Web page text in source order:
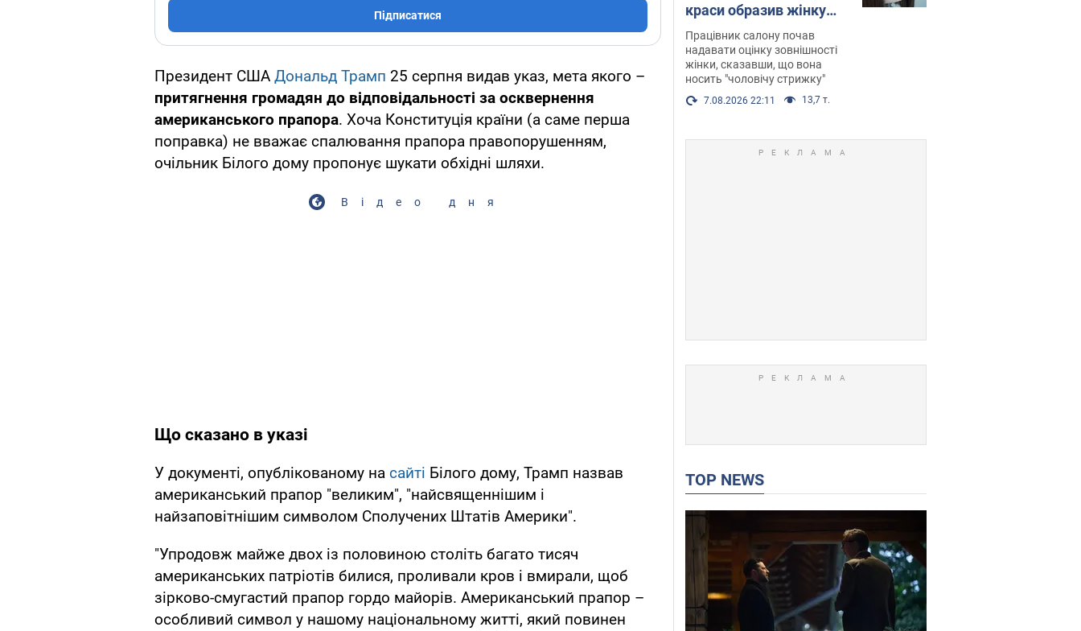
Підписатися
Президент США Дональд Трамп 25 серпня видав указ, мета якого –
притягнення громадян до відповідальності за осквернення
американського прапора. Хоча Конституція країни (а саме перша
поправка) не вважає спалювання прапора правопорушенням,
очільник Білого дому пропонує шукати обхідні шляхи.
Відео дня
Що сказано в указі
У документі, опублікованому на сайті Білого дому, Трамп назвав
американський прапор "великим", "найсвященнішим і
найзаповітнішим символом Сполучених Штатів Америки".
"Упродовж майже двох із половиною століть багато тисяч
американських патріотів билися, проливали кров і вмирали, щоб
зірково-смугастий прапор гордо майорів. Американський прапор –
особливий символ у нашому національному житті, який повинен
краси образив жінку
після хімієтерапії,
розгорівся скандал.
Фото
Працівник салону почав
надавати оцінку зовнішності
жінки, сказавши, що вона
носить "чоловічу стрижку"
7.08.2026 22:11 13,7 т.
TOP NEWS